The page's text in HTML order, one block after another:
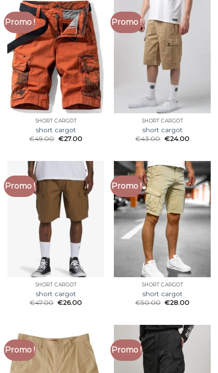
Promo !
SHORT CARGOT
short cargot
€49.00 €27.00
Promo !
SHORT CARGOT
short cargot
€43.00 €24.00
Promo !
SHORT CARGOT
short cargot
€47.00 €26.00
Promo !
SHORT CARGOT
short cargot
€50.00 €28.00
Promo ! Promo !